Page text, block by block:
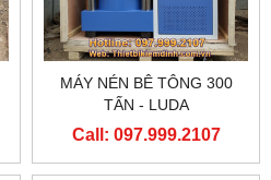
MÁY NÉN BÊ TÔNG 300
TẤN - LUDA
Call: 097.999.2107